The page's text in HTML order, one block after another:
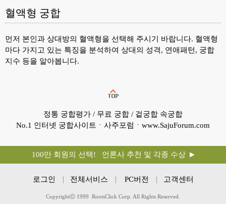
혈액형 궁합
먼저 본인과 상대방의 혈액형을 선택해 주시기 바랍니다. 혈액형
마다 가지고 있는 특징을 분석하여 상대의 성격, 연애패턴, 궁합
지수 등을 알아봅니다.
정통 궁합평가 / 무료 궁합 / 겉궁합 속궁합
No.1 인터넷 궁합사이트ㆍ사주포럼ㆍwww.SajuForum.com
100만 회원의 선택! 언론사 추천 및 각종 수상
로그인 전체서비스 PC버전 고객센터
Copyrightⓒ 1999 RootsClick Corp. All Rights Reserved.